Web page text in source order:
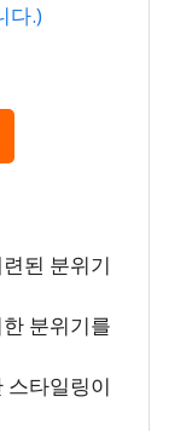
다.)
된 분위기
분위기를
스타일링이